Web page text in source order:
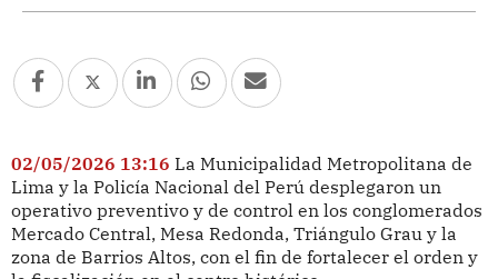
02/05/2026 13:16 La Municipalidad Metropolitana de
Lima y la Policía Nacional del Perú desplegaron un
operativo preventivo y de control en los conglomerados
Mercado Central, Mesa Redonda, Triángulo Grau y la
zona de Barrios Altos, con el fin de fortalecer el orden y